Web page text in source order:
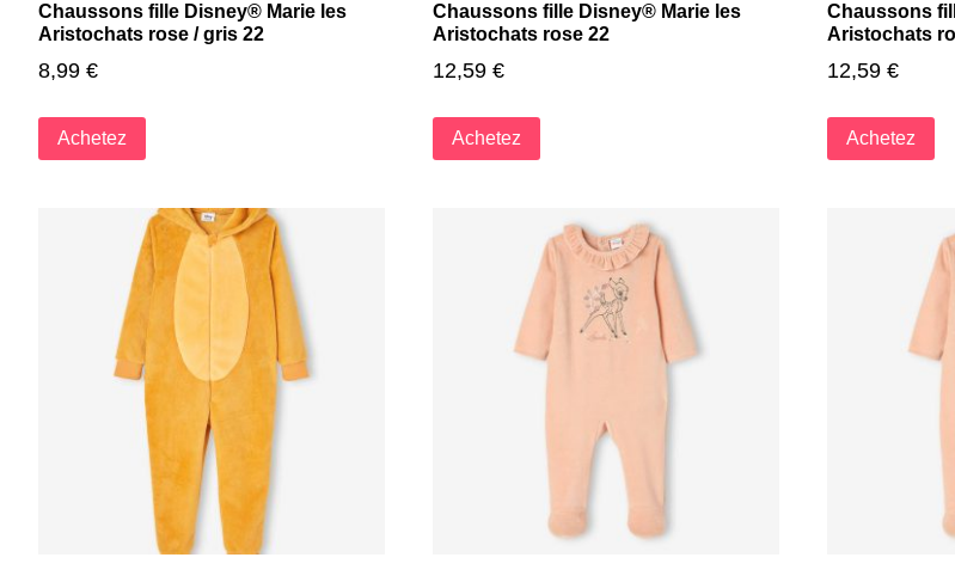
Chaussons fille Disney® Marie les
Aristochats rose / gris 22
8,99 €
Achetez
Chaussons fille Disney® Marie les
Aristochats rose 22
12,59 €
Achetez
Chaussons
Aristochats
12,59 €
Achetez